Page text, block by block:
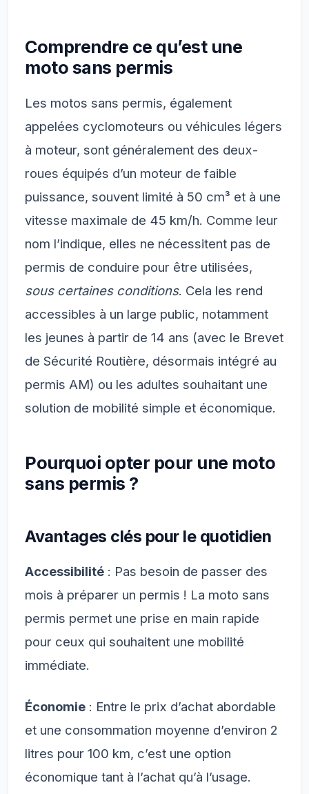
Comprendre ce qu’est une
moto sans permis
Les motos sans permis, également
appelées cyclomoteurs ou véhicules légers
à moteur, sont généralement des deux-
roues équipés d’un moteur de faible
puissance, souvent limité à 50 cm³ et à une
vitesse maximale de 45 km/h. Comme leur
nom l’indique, elles ne nécessitent pas de
permis de conduire pour être utilisées,
sous certaines conditions. Cela les rend
accessibles à un large public, notamment
les jeunes à partir de 14 ans (avec le Brevet
de Sécurité Routière, désormais intégré au
permis AM) ou les adultes souhaitant une
solution de mobilité simple et économique.
Pourquoi opter pour une moto
sans permis ?
Avantages clés pour le quotidien
Accessibilité : Pas besoin de passer des
mois à préparer un permis ! La moto sans
permis permet une prise en main rapide
pour ceux qui souhaitent une mobilité
immédiate.
Économie : Entre le prix d’achat abordable
et une consommation moyenne d’environ 2
litres pour 100 km, c’est une option
économique tant à l’achat qu’à l’usage.